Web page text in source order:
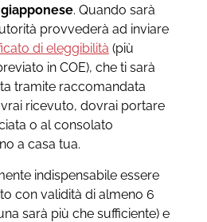
. Quando sarà
provvederà ad inviare
di eleggibilità (più
in COE), che ti sarà
tramite raccomandata
ricevuto, dovrai portare
o al consolato
a casa tua.
indispensabile essere
con validità di almeno 6
sarà più che sufficiente) e